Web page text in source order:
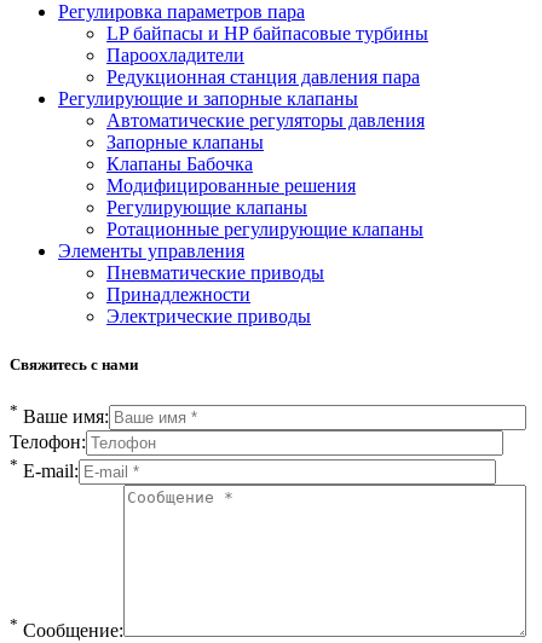
Регулировка параметров пара
LP байпасы и HP байпасовые турбины
Пароохладители
Редукционная станция давления пара
Регулирующие и запорные клапаны
Автоматические регуляторы давления
Запорные клапаны
Клапаны Бабочка
Модифицированные решения
Регулирующие клапаны
Ротационные регулирующие клапаны
Элементы управления
Пневматические приводы
Принадлежности
Электрические приводы
Свяжитесь с нами
* Ваше имя:
Телофон:
* E-mail:
* Сообщение: